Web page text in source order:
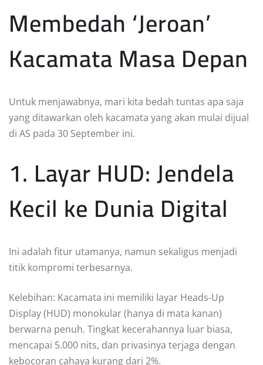
Membedah ‘Jeroan’
Kacamata Masa Depan
Untuk menjawabnya, mari kita bedah tuntas apa saja
yang ditawarkan oleh kacamata yang akan mulai dijual
di AS pada 30 September ini.
1. Layar HUD: Jendela
Kecil ke Dunia Digital
Ini adalah fitur utamanya, namun sekaligus menjadi
titik kompromi terbesarnya.
Kelebihan: Kacamata ini memiliki layar Heads-Up
Display (HUD) monokular (hanya di mata kanan)
berwarna penuh. Tingkat kecerahannya luar biasa,
mencapai 5.000 nits, dan privasinya terjaga dengan
kebocoran cahaya kurang dari 2%.